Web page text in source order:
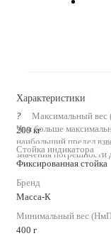
Характеристики
?
Чем больше
наибольший предел
значения погрешности
Максимальный
200 кг
Стойка индикатора
Фиксированная стойка
Бренд
Масса-К
Минимальный вес
400 г